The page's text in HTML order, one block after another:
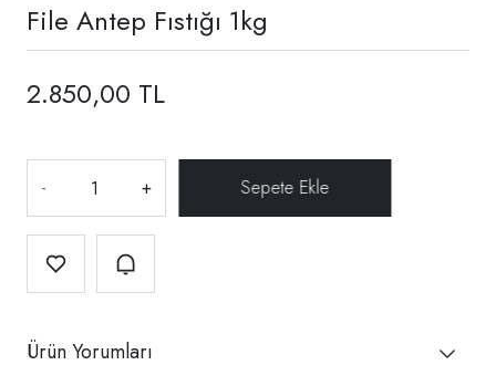
File Antep Fıstığı 1kg
2.850,00 TL
- +
Ürün Yorumları